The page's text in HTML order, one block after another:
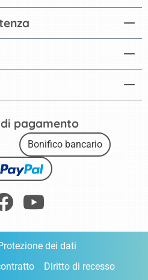
pagamento
Bonifico bancario
dei dati
Diritto di recesso